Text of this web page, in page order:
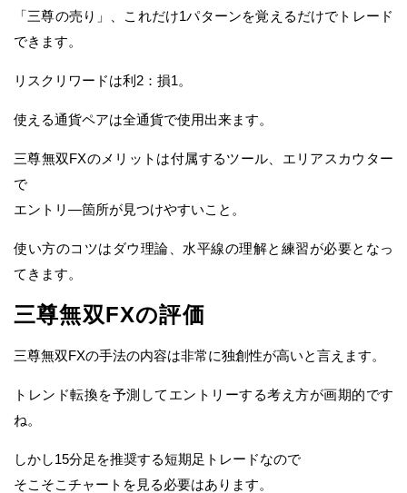
「三尊の売り」、これだけ1パターンを覚えるだけでトレード
できます。
リスクリワードは利2：損1。
使える通貨ペアは全通貨で使用出来ます。
三尊無双FXのメリットは付属するツール、エリアスカウター
で
エントリ―箇所が見つけやすいこと。
使い方のコツはダウ理論、水平線の理解と練習が必要となっ
てきます。
三尊無双FXの評価
三尊無双FXの手法の内容は非常に独創性が高いと言えます。
トレンド転換を予測してエントリーする考え方が画期的です
ね。
しかし15分足を推奨する短期足トレードなので
そこそこチャートを見る必要はあります。